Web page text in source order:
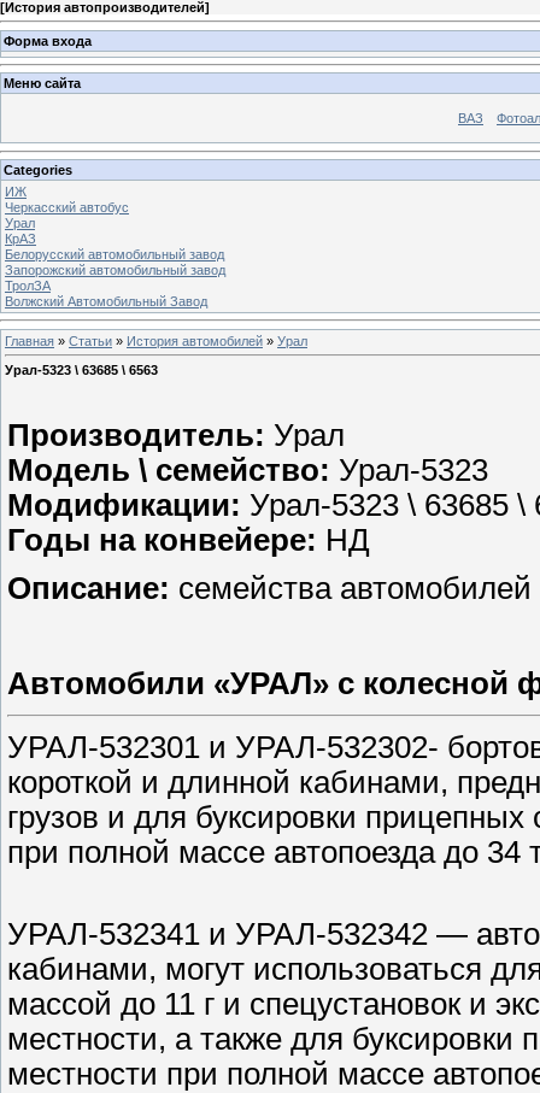
[История автопроизводителей]
Форма входа
Меню сайта
ВАЗ
Categories
ИЖ
Черкасский автобус
Урал
КрАЗ
Белорусский автомобильный завод
Запорожский автомобильный завод
ТролЗА
Волжский Автомобильный Завод
Главная » Статьи » История автомобилей » Урал
Урал-5323 \ 63685 \ 6563
Производитель: Урал
Модель \ семейство: Урал-5323
Модификации: Урал-5323 \ 63685 \
Годы на конвейере: НД
Описание: семейства
Автомобили «УРАЛ» с колесной
УРАЛ-532301 и УРАЛ-532302-
короткой и длинной кабинами,
грузов и для буксировки
при полной массе автопоезда до 34
УРАЛ-532341 и УРАЛ-532342 —
кабинами, могут использоваться
массой до 11 г и спецустановок и
местности, а также для
местности при полной массе